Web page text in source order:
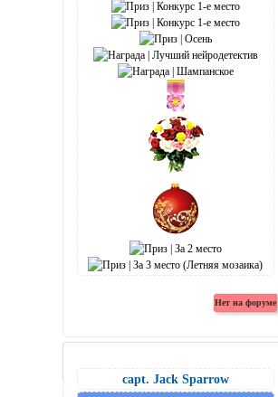
capt. Jack Sparrow